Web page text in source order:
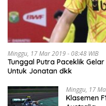
Minggu, 17 Mar 2019 - 08:48 WIB
Tunggal Putra Paceklik
Untuk Jonatan dkk
Minggu, 17
Klasemen